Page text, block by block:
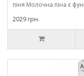
піня Молочна піна є
2029 грн.